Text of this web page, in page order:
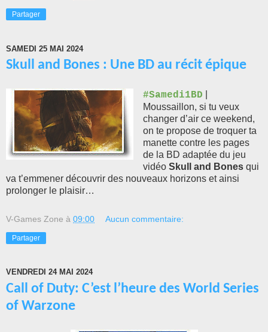
Partager
SAMEDI 25 MAI 2024
Skull and Bones : Une BD au récit épique
#Samedi1BD
Moussaillon, si tu veux
changer d’air ce weekend,
on te propose de troquer ta
manette contre les pages
de la BD adaptée du jeu
vidéo Skull and Bonesqui
va t’emmener découvrir des nouveaux horizons et ainsi
prolonger le plaisir…
V-Games Zone à 09:00 Aucun commentaire:
Partager
VENDREDI 24 MAI 2024
Call of Duty: C’est l’heure des World Series
of Warzone